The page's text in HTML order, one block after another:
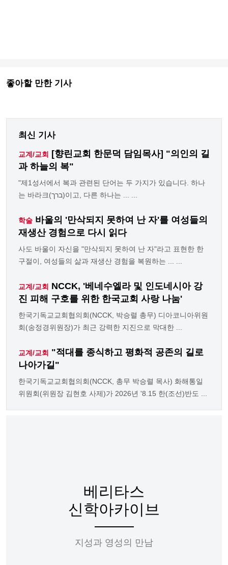
좋아할 만한 기사
최신 기사
교계/교회 [향린교회 한문덕 담임목사] "의인의 길
과 하늘의 복"
"제1성서에서 복과 관련된 단어는 두 가지가 있습니다. 하나
는 바라크(ברך)이고, 다른 하나는 ... ...
학술 바울의 '만삭되지 못하여 난 자'를 여성들의
재생산 경험으로 다시 읽다
사도 바울이 자신을 "만삭되지 못하여 난 자"라고 표현한 한
구절이, 여성들의 삶과 재생산 경험을 복원하는 ... ...
교계/교회 NCCK, '베네수엘라 및 인도네시아 강
진 피해 구호를 위한 한국교회 사랑 나눔'
한국기독교교회협의회(NCCK, 박승렬 총무) 디아코니아위원
회(송정경위원장)가 최근 강력한 지진으로 막대한 ...
교계/교회 "적대를 종식하고 평화적 공존의 길로
나아가길"
한국기독교교회협의회(NCCK, 총무 박승렬 목사) 화해통일
위원회(위원장 김현호 사제)가 2026년 '8.15 한(조선)반도 ...
베리타스
신학아카이브
지성과 영성의 만남